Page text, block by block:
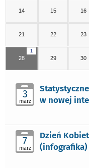
14 15 16
21 22 23
1
28 29 30
3
marz
w nowej
7
marz
Dzień
(infografika)